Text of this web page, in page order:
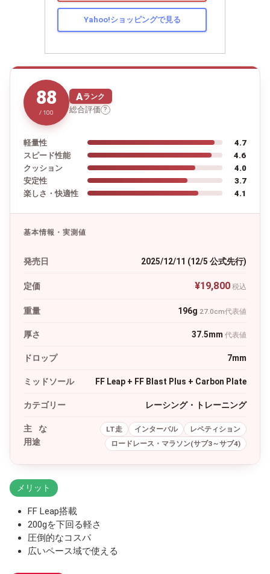
Yahoo!ショッピングで見る
88
/ 100
Aランク
総合評価 ?
軽量性
4.7
スピード性能
4.6
クッション
4.0
安定性
3.7
楽しさ・快適性
4.1
基本情報・実測値
発売日 2025/12/11 (12/5 公式先行)
定価 ¥19,800 税込
重量 196g 27.0cm代表値
厚さ 37.5mm 代表値
ドロップ 7mm
ミッドソール FF Leap + FF Blast Plus + Carbon Plate
カテゴリー レーシング・トレーニング
主な
用途
LT走 インターバル
レペティション
ロードレース・マラソン(サブ3～サブ4)
メリット
FF Leap搭載
200gを下回る軽さ
圧倒的なコスパ
広いペース域で使える